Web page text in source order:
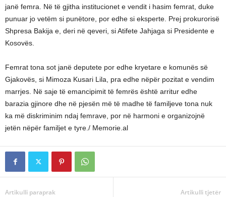
janë femra. Në të gjitha institucionet e vendit i hasim femrat, duke
punuar jo vetëm si punëtore, por edhe si eksperte. Prej prokurorisë
Shpresa Bakija e, deri në qeveri, si Atifete Jahjaga si Presidente e
Kosovës.
Femrat tona sot janë deputete por edhe kryetare e komunës së
Gjakovës, si Mimoza Kusari Lila, pra edhe nëpër pozitat e vendim
marrjes. Në saje të emancipimit të femrës është arritur edhe
barazia gjinore dhe në pjesën më të madhe të familjeve tona nuk
ka më diskriminim ndaj femrave, por në harmoni e organizojnë
jetën nëpër familjet e tyre./ Memorie.al
Artikulli paraprak Artikulli tjetër